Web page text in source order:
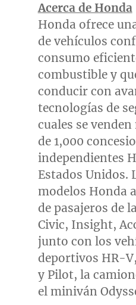
Acerca de Honda
Honda ofrece
de vehículos
consumo
combustible y
conducir con
tecnologías de
cuales se
de 1,000
independientes
Estados Unidos.
modelos Honda
de pasajeros de
Civic, Insight,
junto con los
deportivos HR-
y Pilot, la
el miniván